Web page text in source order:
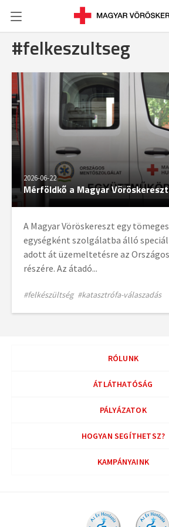
#felkeszultseg
2026-06-22
Mérföldkő a Magyar
A Magyar Vöröskereszt egy
egységként szolgálatba álló
adott át üzemeltetésre az
részére. Az átadó...
#felkészültség #katasztrófa-válaszadás
RÓLUNK
ÁTLÁTHATÓSÁG
PÁLYÁZATOK
HOGYAN SEGÍTHETSZ?
KAMPÁNYAINK